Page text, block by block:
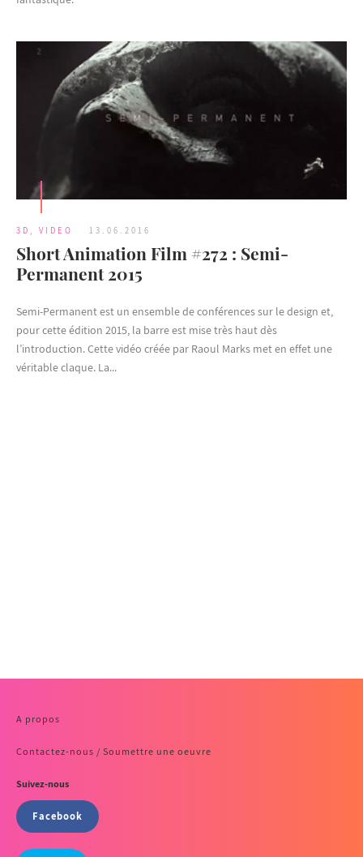
3D , VIDEO 13.06.2016
Short Animation Film #272 : Semi-
Permanent 2015
Semi-Permanent est un ensemble de conférences sur le design et,
pour cette édition 2015, la barre est mise très haut dès
l’introduction. Cette vidéo créée par Raoul Marks met en effet une
véritable claque. La...
A propos
Contactez-nous / Soumettre une oeuvre
Suivez-nous
Facebook